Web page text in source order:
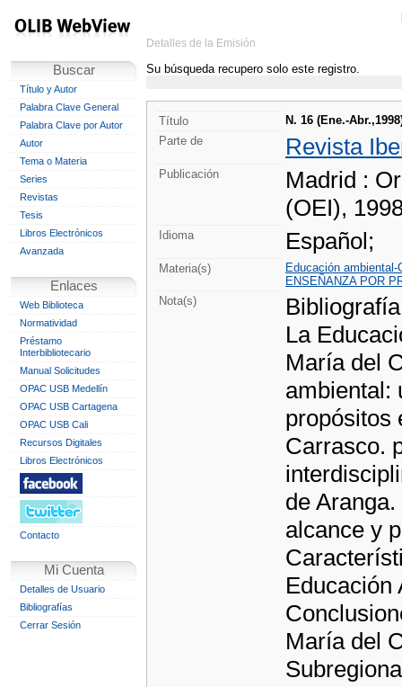
Buscar
Título y Autor
Palabra Clave General
Palabra Clave por Autor
Autor
Tema o Materia
Series
Revistas
Tesis
Libros Electrónicos
Avanzada
Enlaces
Web Biblioteca
Normatividad
Préstamo
Interbibliotecario
Manual Solicitudes
OPAC USB Medellín
OPAC USB Cartagena
OPAC USB Cali
Recursos Digitales
Libros Electrónicos
Contacto
Mi Cuenta
Detalles de Usuario
Bibliografías
Cerrar Sesión
Detalles de la Emisión
Su búsqueda recupero solo este registro.
Título
N. 16 (Ene.-
Parte de
Revista
Publicación
Madrid :
(OEI),
Idioma Español;
Materia(s)
Educación ambiental-
ENSEÑANZA POR
Nota(s)
La
María del
ambiental:
propósitos
Carrasco.
de
alcance y
Educación
María del